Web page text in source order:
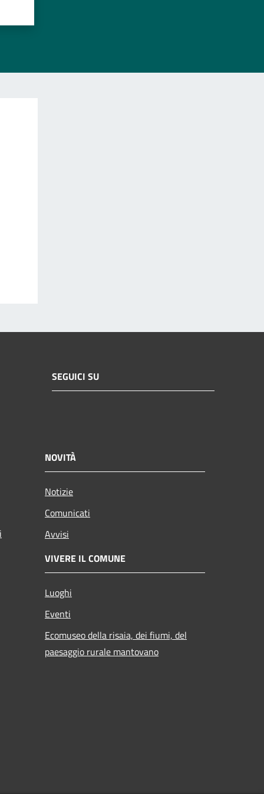
SEGUICI SU
NOVITÀ
Notizie
Comunicati
Avvisi
VIVERE IL COMUNE
Luoghi
Eventi
Ecomuseo della risaia, dei fiumi, del
paesaggio rurale mantovano